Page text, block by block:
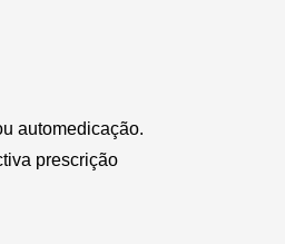
automedicação.
prescrição